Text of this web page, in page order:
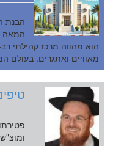
הבנת
הוא מהווה מרכז קהילתי
מאוויים ואתגרים. בעולם
המ...